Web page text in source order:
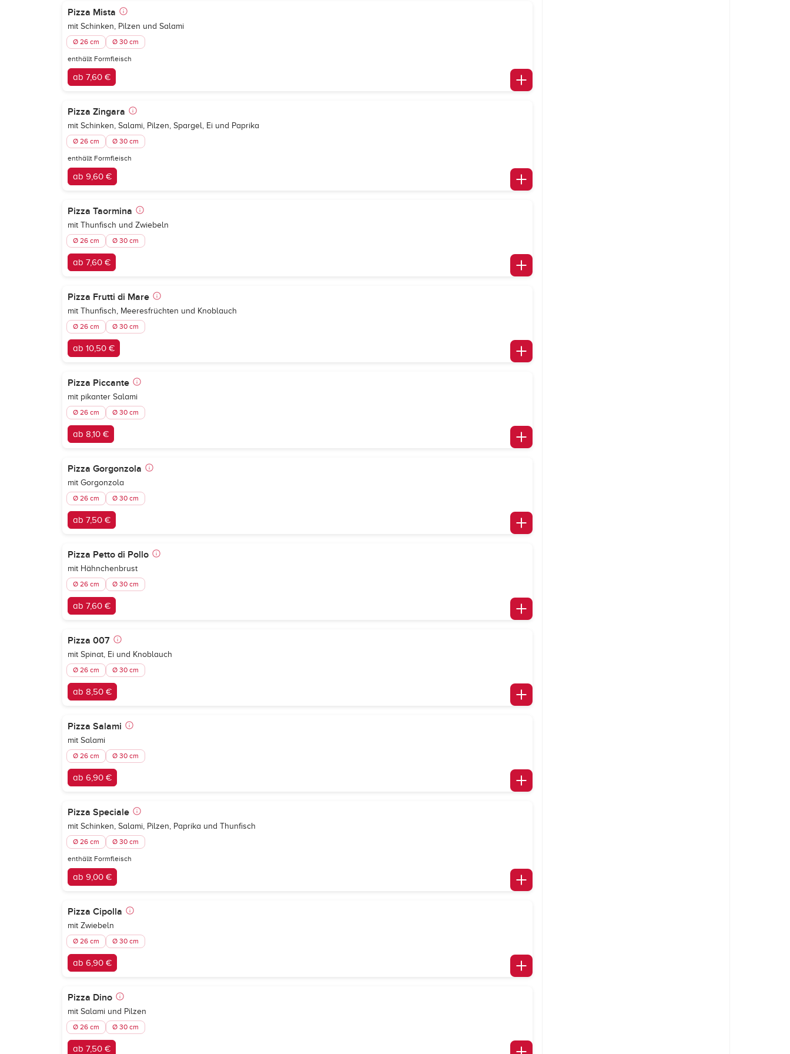
Pizza Mista
mit Schinken, Pilzen und Salami
Ø 26 cm Ø 30 cm
enthällt Formfleisch
ab 7,60 €
Pizza Zingara
mit Schinken, Salami, Pilzen, Spargel, Ei und Paprika
Ø 26 cm Ø 30 cm
enthällt Formfleisch
ab 9,60 €
Pizza Taormina
mit Thunfisch und Zwiebeln
Ø 26 cm Ø 30 cm
ab 7,60 €
Pizza Frutti di Mare
mit Thunfisch, Meeresfrüchten und Knoblauch
Ø 26 cm Ø 30 cm
ab 10,50 €
Pizza Piccante
mit pikanter Salami
Ø 26 cm Ø 30 cm
ab 8,10 €
Pizza Gorgonzola
mit Gorgonzola
Ø 26 cm Ø 30 cm
ab 7,50 €
Pizza Petto di Pollo
mit Hähnchenbrust
Ø 26 cm Ø 30 cm
ab 7,60 €
Pizza 007
mit Spinat, Ei und Knoblauch
Ø 26 cm Ø 30 cm
ab 8,50 €
Pizza Salami
mit Salami
Ø 26 cm Ø 30 cm
ab 6,90 €
Pizza Speciale
mit Schinken, Salami, Pilzen, Paprika und Thunfisch
Ø 26 cm Ø 30 cm
enthällt Formfleisch
ab 9,00 €
Pizza Cipolla
mit Zwiebeln
Ø 26 cm Ø 30 cm
ab 6,90 €
Pizza Dino
mit Salami und Pilzen
Ø 26 cm Ø 30 cm
ab 7,50 €